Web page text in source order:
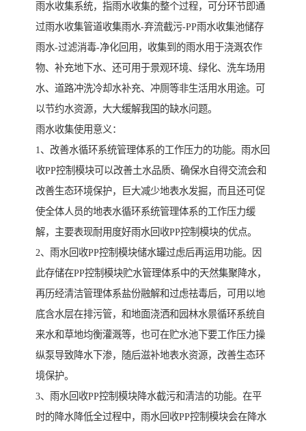
雨水收集系统，指雨水收集的整个过程，可分环节即通
过雨水收集管道收集雨水-弃流截污-PP雨水收集池储存
雨水-过滤消毒-净化回用，收集到的雨水用于浇溉农作
物、补充地下水、还可用于景观环境、绿化、洗车场用
水、道路冲洗冷却水补充、冲厕等非生活用水用途。可
以节约水资源，大大缓解我国的缺水问题。
雨水收集使用意义：
1、改善水循环系统管理体系的工作压力的功能。雨水回
收PP控制模块可以改善土水品质、确保水自得交流会和
改善生态环境保护，巨大减少地表水发掘，而且还可促
使全体人员的地表水循环系统管理体系的工作压力缓
解，主要表现耐用度好雨水回收PP控制模块的优点。
2、雨水回收PP控制模块储水罐过虑后再运用功能。因
此存储在PP控制模块贮水管理体系中的天然集聚降水，
再历经清洁管理体系盐份融解和过虑祛毒后，可用以地
底含水层在排污管，和地面浇洒和园林水景循环系统自
来水和草地均衡灌溉等，也可在贮水池下要工作压力操
纵泵导致降水下渗，随后滋补地表水资源，改善生态环
境保护。
3、雨水回收PP控制模块降水截污和清洁的功能。在平
时的降水降低全过程中，雨水回收PP控制模块会在降水